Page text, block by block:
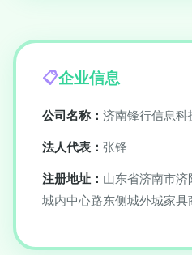
企业信息
公司名称： 济南锋行信息科
法人代表： 张锋
注册地址： 山东省济南市
城内中心路东侧城外城家具